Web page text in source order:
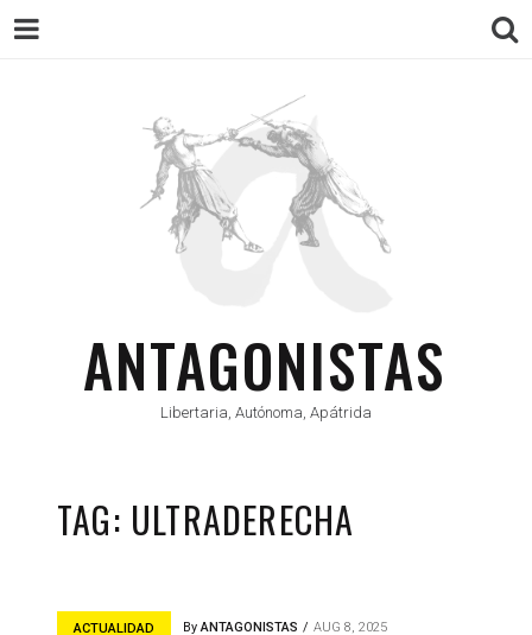
ANTAGONISTAS
Libertaria, Autónoma, Apátrida
TAG: ULTRADERECHA
ACTUALIDAD ByANTAGONISTAS AUG 8, 2025